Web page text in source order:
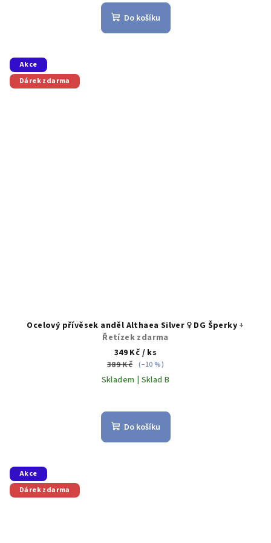
Do košíku
Akce
Dárek zdarma
Ocelový přívěsek anděl Althaea Silver ♀️ DG Šperky +
Řetízek zdarma
349 Kč / ks
389 Kč (–10 %)
Skladem | Sklad B
Do košíku
Akce
Dárek zdarma